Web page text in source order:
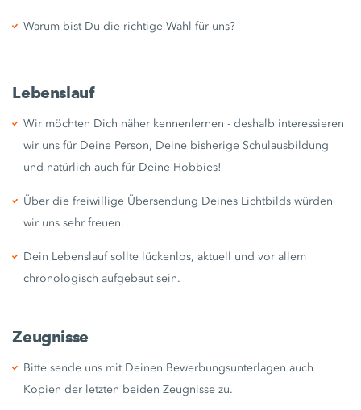
Warum bist Du die richtige Wahl für uns?
Lebenslauf
Wir möchten Dich näher kennenlernen - deshalb interessieren
wir uns für Deine Person, Deine bisherige Schulausbildung
und natürlich auch für Deine Hobbies!
Über die freiwillige Übersendung Deines Lichtbilds würden
wir uns sehr freuen.
Dein Lebenslauf sollte lückenlos, aktuell und vor allem
chronologisch aufgebaut sein.
Zeugnisse
Bitte sende uns mit Deinen Bewerbungsunterlagen auch
Kopien der letzten beiden Zeugnisse zu.